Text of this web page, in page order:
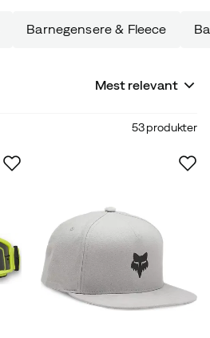
Barnegensere & Fleece
Mest relevant
53 produkter